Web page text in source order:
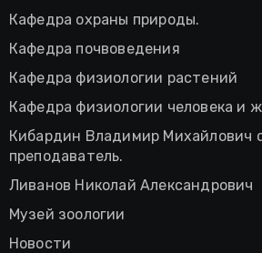
Кафедра охраны природы.
Кафедра почвоведения
Кафедра физиологии растений
Кафедра физиологии человека и
Кибардин Владимир Михайлович
преподаватель.
Ливанов Николай Александрович
Музей зоологии
Новости